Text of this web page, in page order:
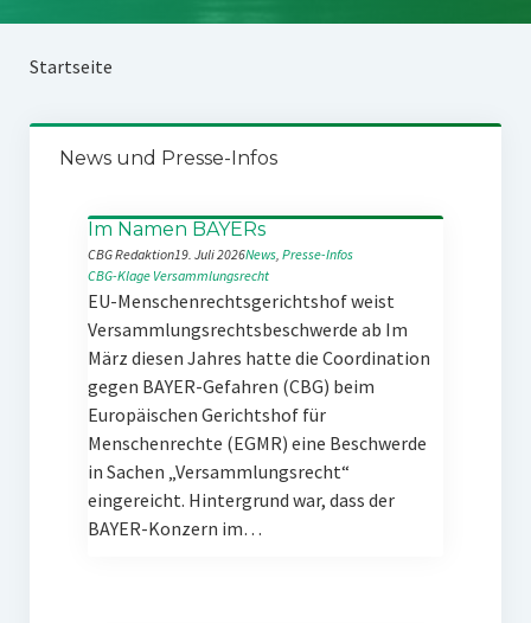
Startseite
News und Presse-Infos
Im Namen BAYERs
CBG Redaktion19. Juli 2026News, Presse-Infos
CBG-Klage Versammlungsrecht
EU-Menschenrechtsgerichtshof weist
Versammlungsrechtsbeschwerde ab Im
März diesen Jahres hatte die Coordination
gegen BAYER-Gefahren (CBG) beim
Europäischen Gerichtshof für
Menschenrechte (EGMR) eine Beschwerde
in Sachen „Versammlungsrecht“
eingereicht. Hintergrund war, dass der
BAYER-Konzern im…